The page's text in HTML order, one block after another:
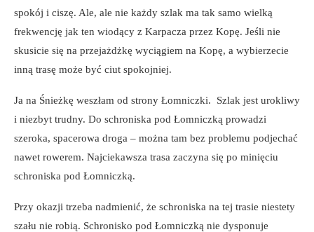
spokój i ciszę. Ale, ale nie każdy szlak ma tak samo wielką
frekwencję jak ten wiodący z Karpacza przez Kopę. Jeśli nie
skusicie się na przejażdżkę wyciągiem na Kopę, a wybierzecie
inną trasę może być ciut spokojniej.
Ja na Śnieżkę weszłam od strony Łomniczki. Szlak jest urokliwy
i niezbyt trudny. Do schroniska pod Łomniczką prowadzi
szeroka, spacerowa droga – można tam bez problemu podjechać
nawet rowerem. Najciekawsza trasa zaczyna się po minięciu
schroniska pod Łomniczką.
Przy okazji trzeba nadmienić, że schroniska na tej trasie niestety
szału nie robią. Schronisko pod Łomniczką nie dysponuje